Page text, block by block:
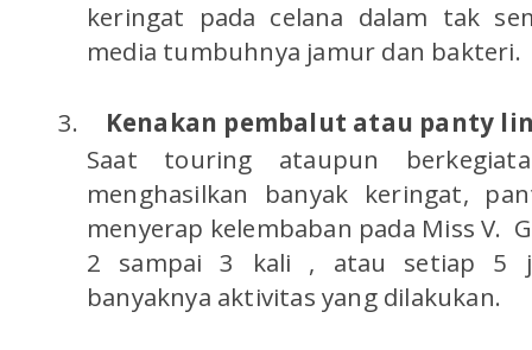
keringat pada celana dalam tak
media tumbuhnya jamur dan bakteri.
3.
Kenakan pembalut atau panty
Saat touring ataupun
menghasilkan banyak keringat,
menyerap kelembaban pada Miss V.
2 sampai 3 kali , atau setiap 5
banyaknya aktivitas yang dilakukan.